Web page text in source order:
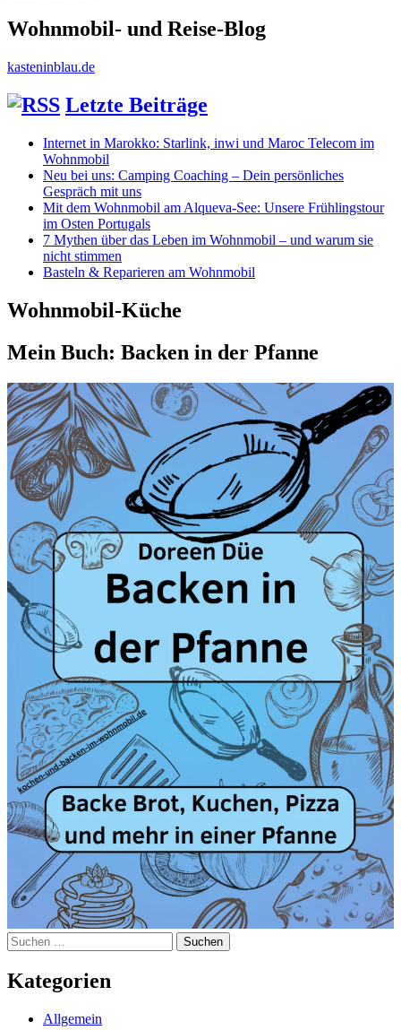
Wohnmobil- und Reise-Blog
kasteninblau.de
Letzte Beiträge
Internet in Marokko: Starlink, inwi und Maroc Telecom im
Wohnmobil
Neu bei uns: Camping Coaching – Dein persönliches
Gespräch mit uns
Mit dem Wohnmobil am Alqueva-See: Unsere Frühlingstour
im Osten Portugals
7 Mythen über das Leben im Wohnmobil – und warum sie
nicht stimmen
Basteln & Reparieren am Wohnmobil
Wohnmobil-Küche
Mein Buch: Backen in der Pfanne
Suchen
nach:
Kategorien
Allgemein